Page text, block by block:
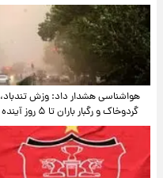
هواشناسی هشدار داد: وزش تندباد،
گردوخاک و رگبار باران تا ۵ روز آینده